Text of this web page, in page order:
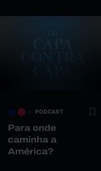
PODCAST
Para onde
caminha a
América?